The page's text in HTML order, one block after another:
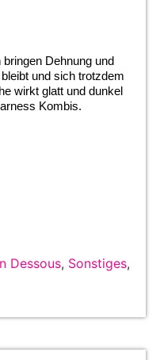
Dehnung und
und sich trotzdem
wirkt glatt und dunkel
Kombis.
Dessous, Sonstiges,